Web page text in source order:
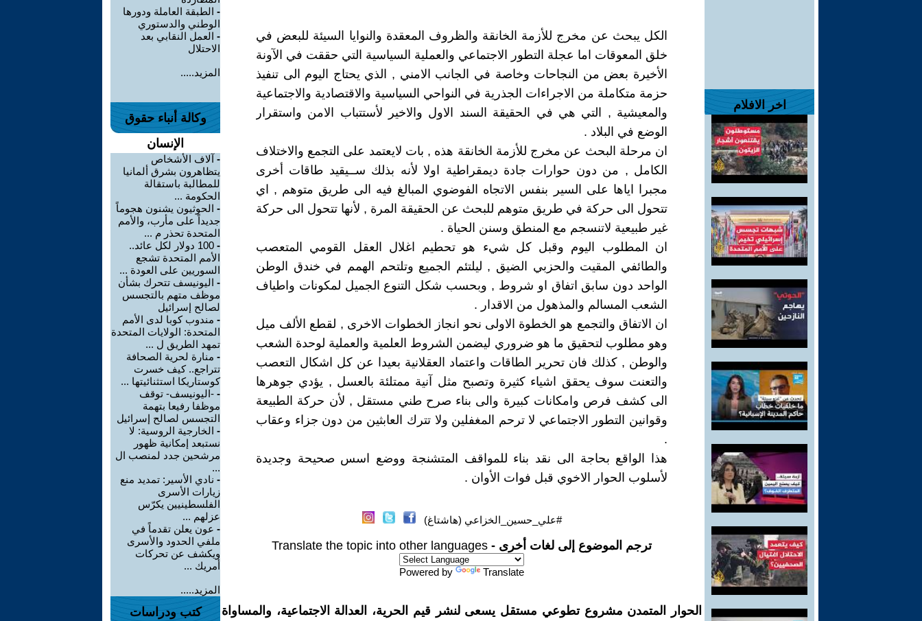
اخر الافلام
الكل يبحث عن مخرج للأزمة الخانقة والظروف المعقدة والنوايا السيئة للبعض في
خلق المعوقات اما عجلة التطور الاجتماعي والعملية السياسية التي حققت في الآونة
الأخيرة بعض من النجاحات وخاصة في الجانب الامني , الذي يحتاج اليوم الى تنفيذ
حزمة متكاملة من الاجراءات الجذرية في النواحي السياسية والاقتصادية والاجتماعية
والمعيشية , التي هي في الحقيقة السند الاول والاخير لأستتباب الامن واستقرار
الوضع في البلاد .
ان مرحلة البحث عن مخرج للأزمة الخانقة هذه , بات لايعتمد على التجمع والاختلاف
الكامل , من دون حوارات جادة ديمقراطية اولا لأنه بذلك ســيقيد طاقات أخرى
مجبرا اياها على السير بنفس الاتجاه الفوضوي المبالغ فيه الى طريق متوهم , اي
تتحول الى حركة في طريق متوهم للبحث عن الحقيقة المرة , لأنها تتحول الى حركة
غير طبيعية لاتنسجم مع المنطق وسنن الحياة .
ان المطلوب اليوم وقبل كل شيء هو تحطيم اغلال العقل القومي المتعصب
والطائفي المقيت والحزبي الضيق , ليلتئم الجميع وتلتحم الهمم في خندق الوطن
الواحد دون سابق اتفاق او شروط , وبحسب شكل التنوع الجميل لمكونات واطياف
الشعب المسالم والمذهول من الاقدار .
ان الاتفاق والتجمع هو الخطوة الاولى نحو انجاز الخطوات الاخرى , لقطع الألف ميل
وهو مطلوب لتحقيق ما هو ضروري ليضمن الشروط العلمية والعملية لوحدة الشعب
والوطن , كذلك فان تحرير الطاقات واعتماد العقلانية بعيدا عن كل اشكال التعصب
والتعنت سوف يحقق اشياء كثيرة وتصبح مثل آنية ممتلئة بالعسل , يؤدي جوهرها
الى كشف فرص وامكانات كبيرة والى بناء صرح طني مستقل , لأن حركة الطبيعة
وقوانين التطور الاجتماعي لا ترحم المغفلين ولا تترك العابثين من دون جزاء وعقاب
.
هذا الواقع بحاجة الى نقد بناء للمواقف المتشنجة ووضع اسس صحيحة وجديدة
لأسلوب الحوار الاخوي قبل فوات الأوان .
#علي_حسين_الخزاعي (هاشتاغ)
ترجم الموضوع إلى لغات أخرى - Translate the topic into other languages
Powered by Translate
الحوار المتمدن مشروع تطوعي مستقل يسعى لنشر قيم الحرية، العدالة الاجتماعية، والمساواة
- الطبقة العاملة ودورها
الوطني والدستوري
- العمل النقابي بعد
الاحتلال
المزيد.....
وكالة أنباء حقوق
الإنسان
- آلاف الأشخاص
يتظاهرون بشرق ألمانيا
للمطالبة باستقالة
الحكومة ...
- الحوثيون يشنون هجوماً
جديداً على مأرب، والأمم
المتحدة تحذر م ...
-
100 دولار لكل عائد..
الأمم المتحدة تشجع
السوريين على العودة ...
- اليونيسف تتحرك بشأن
موظف متهم بالتجسس
لصالح إسرائيل
- مندوب كوبا لدى الأمم
المتحدة: الولايات المتحدة
تمهد الطريق ل ...
- منارة لحرية الصحافة
تتراجع.. كيف خسرت
كوستاريكا استثنائيتها ...
- -اليونيسف- توقف
موظفا رفيعا بتهمة
التجسس لصالح إسرائيل
- الخارجية الروسية: لا
نستبعد إمكانية ظهور
مرشحين جدد لمنصب ال
...
- نادي الأسير: تمديد منع
زيارات الأسرى
الفلسطينيين يكرّس
عزلهم ...
- عون يعلن تقدماً في
ملفي الحدود والأسرى
ويكشف عن تحركات
أمريك ...
المزيد.....
كتب ودراسات